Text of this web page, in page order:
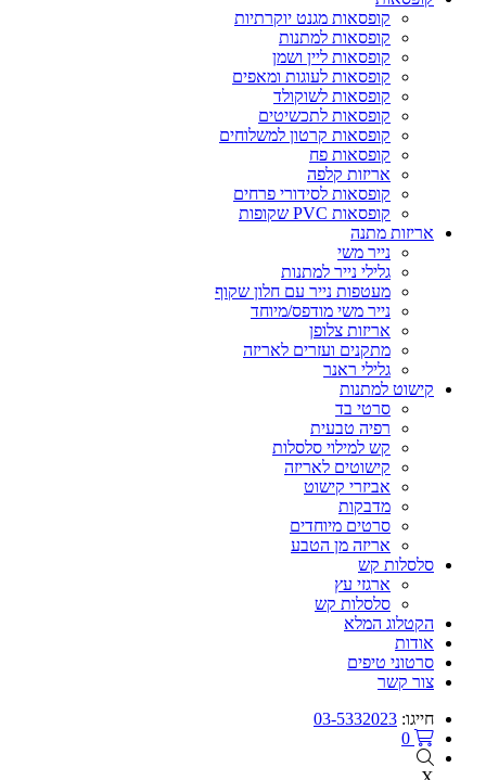
קופסאות מגנט יוקרתיות
קופסאות למתנות
קופסאות ליין ושמן
קופסאות לעוגות ומאפים
קופסאות לשוקולד
קופסאות לתכשיטים
קופסאות קרטון למשלוחים
קופסאות פח
אריזות קלפה
קופסאות לסידורי פרחים
קופסאות PVC שקופות
אריזות מתנה
נייר משי
גלילי נייר למתנות
מעטפות נייר עם חלון שקוף
נייר משי מודפס/מיוחד
אריזות צלופן
מתקנים ועזרים לאריזה
גלילי ראנר
קישוט למתנות
סרטי בד
רפיה טבעית
קש למילוי סלסלות
קישוטים לאריזה
אביזרי קישוט
מדבקות
סרטים מיוחדים
אריזה מן הטבע
סלסלות קש
ארגזי עץ
סלסלות קש
הקטלוג המלא
אודות
סרטוני טיפים
צור קשר
חייגו:03-5332023
0